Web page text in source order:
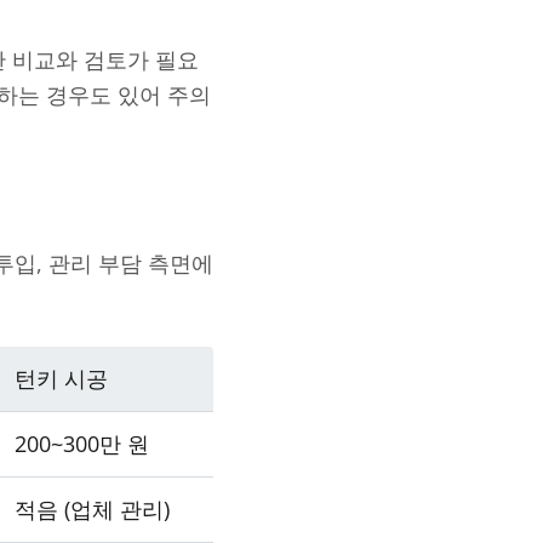
비교와 검토가 필요
는 경우도 있어 주의
입, 관리 부담 측면에
턴키 시공
200~300만 원
적음 (업체 관리)